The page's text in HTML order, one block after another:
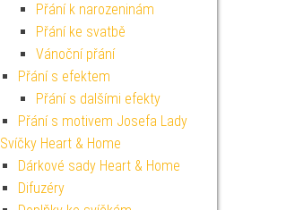
Přání k narozeninám
Přání ke svatbě
Vánoční přání
Přání s efektem
Přání s dalšími efekty
Přání s motivem Josefa Lady
Svíčky Heart & Home
Dárkové sady Heart & Home
Difuzéry